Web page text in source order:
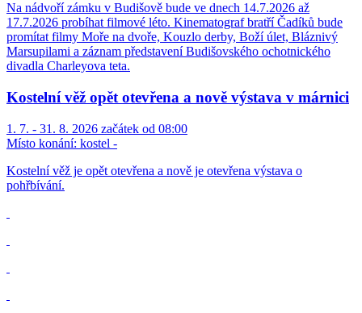
Na nádvoří zámku v Budišově bude ve dnech 14.7.2026 až
17.7.2026 probíhat filmové léto. Kinematograf bratří Čadíků bude
promítat filmy Moře na dvoře, Kouzlo derby, Boží úlet, Bláznivý
Marsupilami a záznam představení Budišovského ochotnického
divadla Charleyova teta.
Kostelní věž opět otevřena a nově výstava v márnici
1. 7. - 31. 8. 2026 začátek od 08:00
Místo konání: kostel -
Kostelní věž je opět otevřena a nově je otevřena výstava o
pohřbívání.